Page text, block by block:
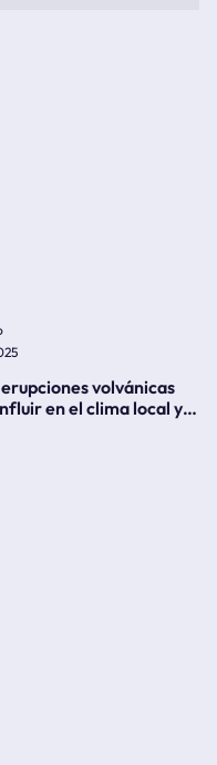
volvánicas
en el clima local y